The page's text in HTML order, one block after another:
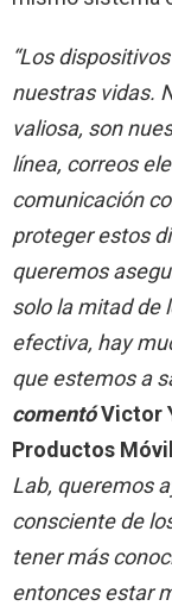
“Los
nuestras vidas.
valiosa, son
línea, correos
comunicación
proteger estos
queremos
solo la mitad de
efectiva, hay
que estemos a
comentóVictor
Productos
Lab, queremos
consciente de
tener más
entonces estar